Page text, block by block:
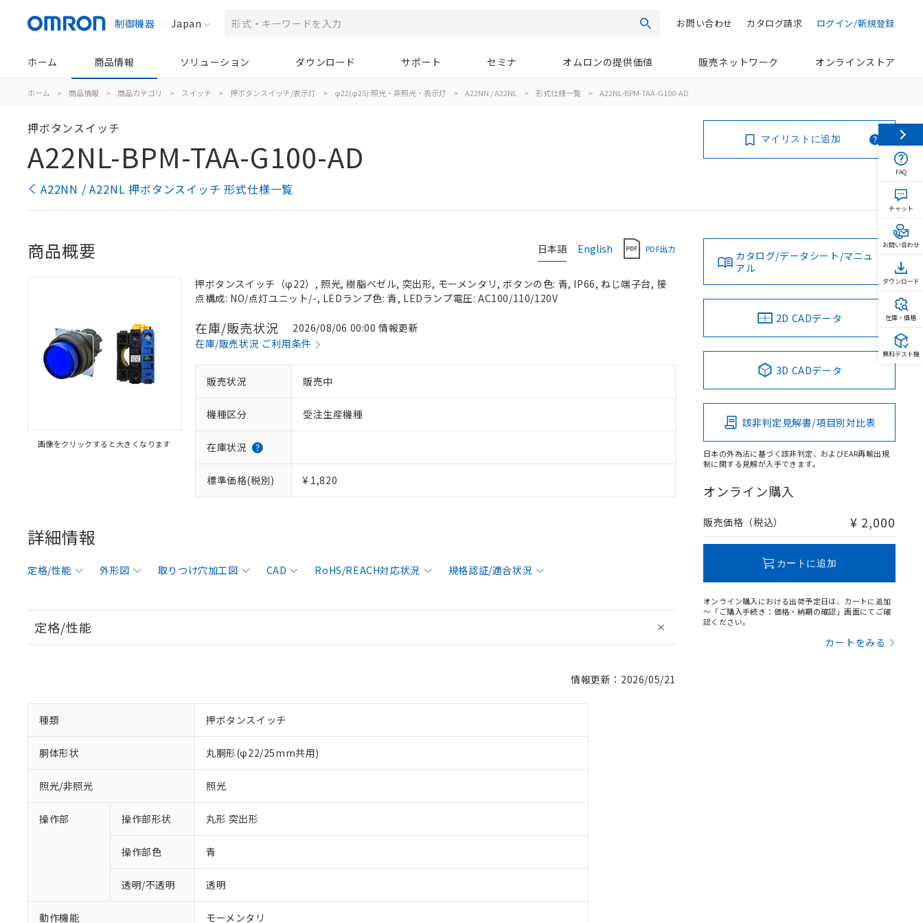
制御機器 Japan 検索 ログイン/新規登録
カタログ請求
お問い合わせ
ホーム 商品情報 ソリューション ダウンロード サポート セミナ オムロンの提供価値 販売ネットワーク オンラインストア
ホーム > 商品情報 > 商品カテゴリ > スイッチ > 押ボタンスイッチ/表示灯 > φ22(φ25):照光・非照光・表示灯 > A22NN / A22NL > 形式仕様一覧 > A22NL-BPM-TAA-G100-AD
押ボタンスイッチ
A22NL-BPM-TAA-G100-AD
A22NN / A22NL 押ボタンスイッチ 形式仕様一覧
マイリストに追加
日本語 English PDF出力
商品概要
画像をクリックすると大きくなります
押ボタンスイッチ（φ22）, 照光, 樹脂ベゼル, 突出形, モーメンタリ, ボタンの色: 青, IP66, ねじ端子台, 接
点構成: NO/点灯ユニット/-, LEDランプ色: 青, LEDランプ電圧: AC100/110/120V
在庫/販売状況
2026/08/06 00:00 情報更新
在庫/販売状況 ご利用条件
販売状況 販売中
機種区分 受注生産機種
在庫状況
標準価格(税別) ¥ 1,820
詳細情報
定格/性能 外形図 取りつけ穴加工図 CAD RoHS/REACH対応状況 規格認証/適合状況
定格/性能
情報更新：2026/05/21
種類 押ボタンスイッチ
胴体形状 丸胴形(φ22/25mm共用)
照光/非照光 照光
操作部 操作部形状 丸形 突出形
操作部色 青
透明/不透明 透明
動作機能 モーメンタリ
カタログ/データシート/マニュ
アル
2D CADデータ
3D CADデータ
該非判定見解書/項目別対比表
日本の外為法に基づく該非判定、およびEAR再輸出規
制に関する見解が入手できます。
オンライン購入
販売価格（税込） ¥ 2,000
カートに追加
オンライン購入における出荷予定日は、カートに追加
～「ご購入手続き：価格・納期の確認」画面にてご確
認ください。
カートをみる
FAQ
チャット
お問い合わせ
ダウンロード
在庫・価格
無料テスト機